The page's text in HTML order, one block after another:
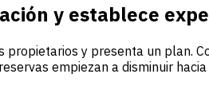
y establece
y presenta un plan.
empiezan a disminuir